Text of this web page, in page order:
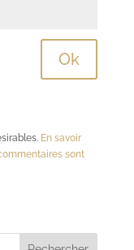
En savoir
sont